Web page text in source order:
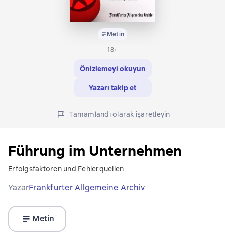
Metin
18+
Önizlemeyi okuyun
Yazarı takip et
Tamamlandı olarak işaretleyin
Führung im Unternehmen
Erfolgsfaktoren und Fehlerquellen
YazarFrankfurter Allgemeine Archiv
Metin